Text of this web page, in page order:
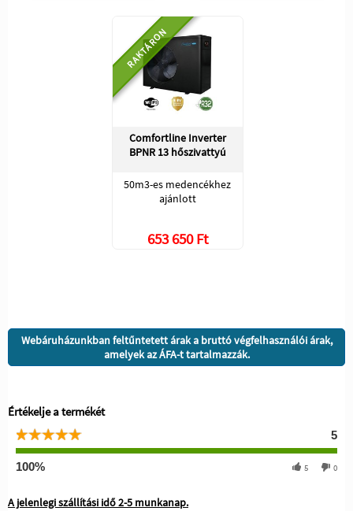
RAKTÁRON
Comfortline Inverter
BPNR 13 hőszivattyú
50m3-es medencékhez
ajánlott
653 650 Ft
Webáruházunkban feltűntetett árak a bruttó végfelhasználói árak,
amelyek az ÁFA-t tartalmazzák.
Értékelje a termékét
5
100% 5 0
A jelenlegi szállítási idő 2-5 munkanap.